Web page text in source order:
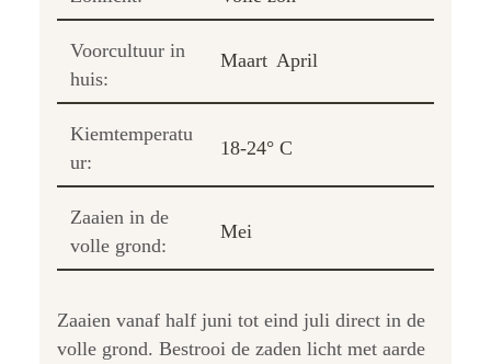
Voorcultuur in
huis:
Maart April
Kiemtemperatu
ur:
18-24° C
Zaaien in de
volle grond:
Mei
Zaaien vanaf half juni tot eind juli direct in de
volle grond. Bestrooi de zaden licht met aarde